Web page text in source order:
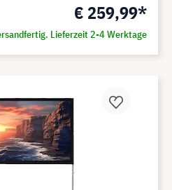
€ 259,99*
Lieferzeit 2-4 Werktage